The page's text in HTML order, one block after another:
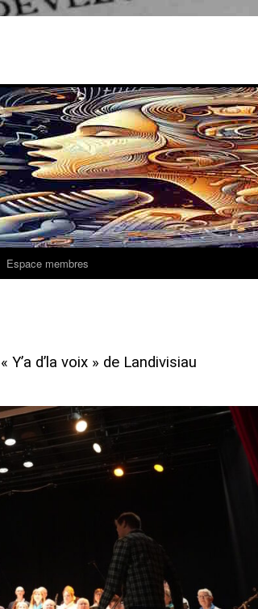
Espace membres
d’la voix » de Landivisiau